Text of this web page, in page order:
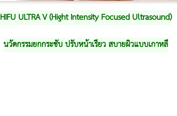
HIFU ULTRA V (Hight Intensity Focused Ultrasound)
นวัตกรรมยกกระชับ ปรับหน้าเรียว สบายผิวแบบเกาหลี